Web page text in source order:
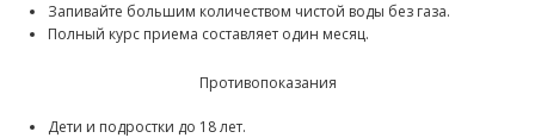
Запивайте большим количеством чистой воды без газа.
Полный курс приема составляет один месяц.
Противопоказания
Дети и подростки до 18 лет.